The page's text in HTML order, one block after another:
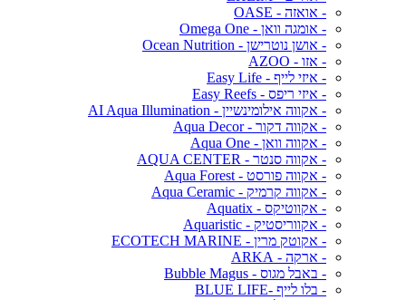
- אואזה - OASE
- אומגה וואן - Omega One
- אושן נוטרישן - Ocean Nutrition
- אזו - AZOO
- איזי לייף - Easy Life
- איזי ריפס - Easy Reefs
- אקווה אילומינשיין - AI Aqua Illumination
- אקווה דקור - Aqua Decor
- אקווה וואן - Aqua One
- אקווה סנטר - AQUA CENTER
- אקווה פורסט - Aqua Forest
- אקווה קרמיק - Aqua Ceramic
- אקווטיקס - Aquatix
- אקווריסטיק - Aquaristic
- אקוטק מרין - ECOTECH MARINE
- ארקה - ARKA
- באבל מגוס - Bubble Magus
- בלו לייף -BLUE LIFE